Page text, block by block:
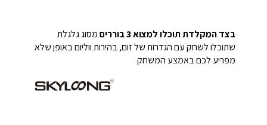
בצד המקלדת תוכלו למצוא 3 בוררים
מסוג גלגלת
שתוכלו לשחק עם הגדרות של זום, בהירות ווליום באופן שלא
מפריע לכם באמצע המשחק